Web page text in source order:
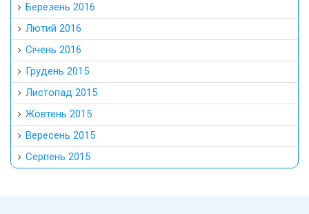
Березень 2016
Лютий 2016
Січень 2016
Грудень 2015
Листопад 2015
Жовтень 2015
Вересень 2015
Серпень 2015